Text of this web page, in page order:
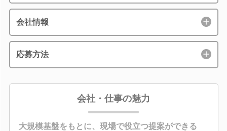
会社情報
応募方法
会社・仕事の魅力
大規模基盤をもとに、現場で役立つ提案ができる